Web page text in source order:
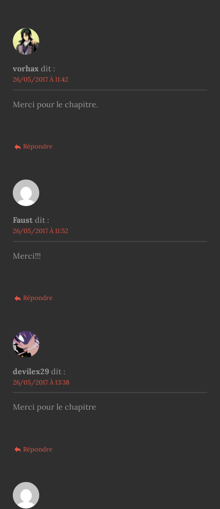
vorhax dit :
26/05/2017 À 11:42
Merci pour le chapitre.
Répondre
Faust dit :
26/05/2017 À 11:52
Merci!!!
Répondre
devilex29 dit :
26/05/2017 À 13:38
Merci pour le chapitre
Répondre